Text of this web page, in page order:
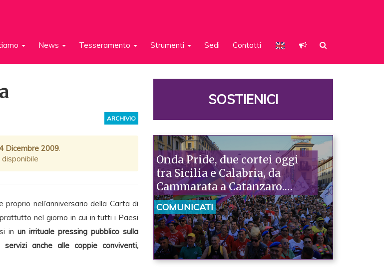
News Tesseramento Strumenti Sedi Contatti
ARCHIVIO
Dicembre 2009.
proprio nell’anniversario della Carta di
nel giorno in cui in tutti i Paesi
in un irrituale pressing pubblico sulla
servizi anche alle coppie conviventi,
SOSTIENICI
Onda Pride, due cortei oggi
tra Sicilia e Calabria, da
Cammarata a Catanzaro.
Piazzoni: «Raccontano la
nostra ostinazione»
COMUNICATI